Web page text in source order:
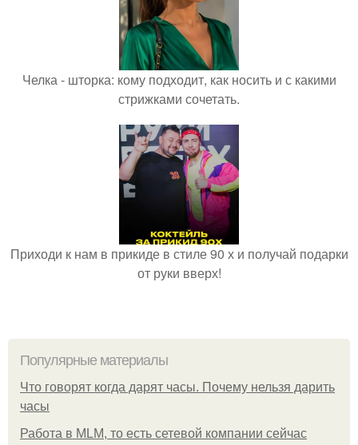
Челка - шторка: кому подходит, как носить и с какими
стрижками сочетать.
Приходи к нам в прикиде в стиле 90 х и получай подарки
от руки вверх!
Популярные материалы
Что говорят когда дарят часы. Почему нельзя дарить
часы
Работа в MLM, то есть сетевой компании сейчас